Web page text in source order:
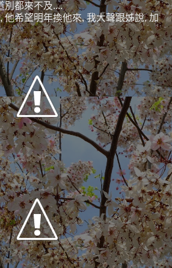
別都來不及....
他希望明年換他來, 我大聲跟姊說, 加